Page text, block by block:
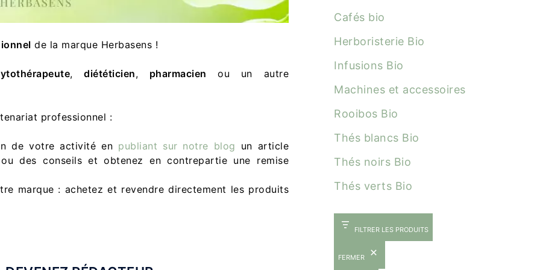
de la marque Herbasens !
,diététicien, pharmacien ou un autre
professionnel :
de votre activité en publiant sur notre blog un article
des conseils et obtenez en contrepartie une remise
marque : achetez et revendre directement les produits
Cafés bio
Herboristerie Bio
Infusions Bio
Machines et accessoires
Rooibos Bio
Thés blancs Bio
Thés noirs Bio
Thés verts Bio
FILTRER LES PRODUITS
FERMER